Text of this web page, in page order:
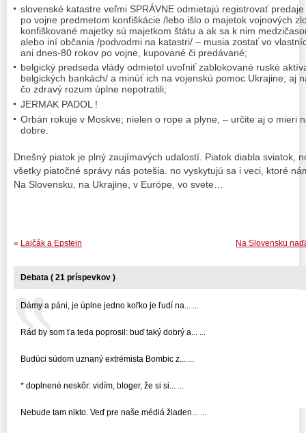
slovenské katastre veľmi SPRÁVNE odmietajú registrovať
po vojne predmetom konfiškácie /lebo išlo o majetok vojnových
konfiškované majetky sú majetkom štátu a ak sa k nim
alebo iní občania /podvodmi na katastri/ – musia zostať vo
ani dnes-80 rokov po vojne, kupované či predávané;
belgický predseda vlády odmietol uvoľniť zablokované ruské
belgických bankách/ a minúť ich na vojenskú pomoc Ukrajine; aj
čo zdravý rozum úplne nepotratili;
JERMAK PADOL !
Orbán rokuje v Moskve; nielen o rope a plyne, – určite aj o mieri
dobre.
Dnešný piatok je plný zaujímavých udalostí. Piatok diabla sviatok,
všetky piatočné správy nás potešia. no vyskytujú sa i veci, ktoré
Na Slovensku, na Ukrajine, v Európe, vo svete…
Na Slovensku
« Lajčák a Epstein
Debata ( 21 príspevkov )
Dámy a páni, je úplne jedno koľko je ľudí na... ...
Rád by som ťa teda poprosil: buď taký dobrý a... ...
Budúci súdom uznaný extrémista Bombic z... ...
* doplnené neskôr: vidím, bloger, že si si... ...
Nebude tam nikto. Veď pre naše médiá žiaden... ...